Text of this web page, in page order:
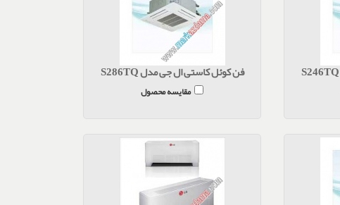
فن کوئل کاستی ال جی مدل S286TQ
مقایسه محصول